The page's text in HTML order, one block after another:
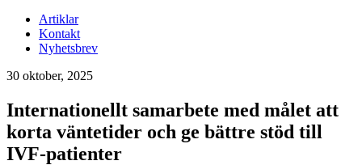
Artiklar
Kontakt
Nyhetsbrev
30 oktober, 2025
Internationellt samarbete med målet att
korta väntetider och ge bättre stöd till
IVF-patienter